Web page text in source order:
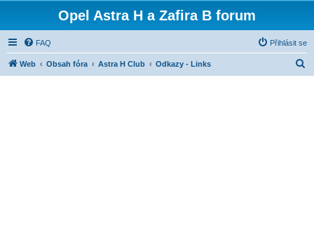
Opel Astra H a Zafira B forum
FAQ Přihlásit se
Web Obsah fóra Astra H Club Odkazy - Links